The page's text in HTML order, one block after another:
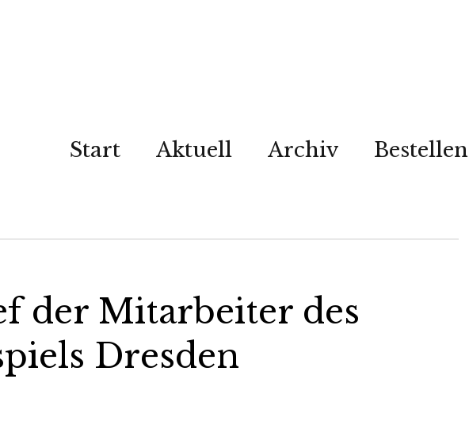
Start Aktuell Archiv Bestellen
der Mitarbeiter des
Dresden